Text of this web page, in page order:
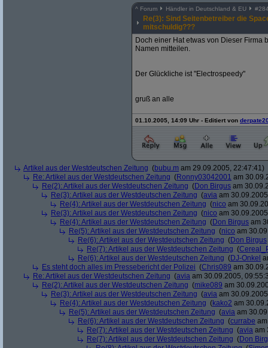
^ Forum Händler in Deutschland & EU #
Re(3): Sind Seitenbetreiber die
mitschuldig???
Doch einer Hat etwas von Dieser
Namen mitteilen.
Der Glückliche ist "Electrospeedy"
gruß an alle
01.10.2005, 14:09 Uhr - Editiert von
Artikel aus der Westdeutschen Zeitung (bubu.m am 29.09.2005, 22:47:41)
Re: Artikel aus der Westdeutschen Zeitung (Ronny03042001 am
Re(2): Artikel aus der Westdeutschen Zeitung (Don Birgus am
Re(3): Artikel aus der Westdeutschen Zeitung (avia am
Re(4): Artikel aus der Westdeutschen Zeitung (nico am
Re(3): Artikel aus der Westdeutschen Zeitung (nico am
Re(4): Artikel aus der Westdeutschen Zeitung (Don Birgus am
Re(5): Artikel aus der Westdeutschen Zeitung (nico am
Re(6): Artikel aus der Westdeutschen Zeitung (Don Birgus
Re(7): Artikel aus der Westdeutschen Zeitung (
Re(6): Artikel aus der Westdeutschen Zeitung (DJ-Onkel
Es steht doch alles im Pressebericht der Polizei (Chris089 am
Re: Artikel aus der Westdeutschen Zeitung (avia am 30.09.2005,
Re(2): Artikel aus der Westdeutschen Zeitung (mike089 am
Re(3): Artikel aus der Westdeutschen Zeitung (avia am
Re(4): Artikel aus der Westdeutschen Zeitung (kako2 am
Re(5): Artikel aus der Westdeutschen Zeitung (avia am
Re(6): Artikel aus der Westdeutschen Zeitung (currabe
Re(7): Artikel aus der Westdeutschen Zeitung (avia am
Re(7): Artikel aus der Westdeutschen Zeitung (Don